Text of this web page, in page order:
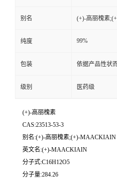
别名 (+)-高丽槐素
纯度 99%
包装 依据产品性状
级别 医药级
(+)-高丽槐素
CAS:23513-53-3
别名:(+)-高丽槐素;(+)-MAACKIAIN
英文名:(+)-MAACKIAIN
分子式:C16H12O5
分子量:284.26